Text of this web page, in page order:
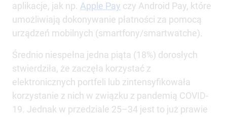
aplikacje, jak np. Apple Pay czy Android Pay, które
umożliwiają dokonywanie płatności za pomocą
urządzeń mobilnych (smartfony/smartwatche).
Średnio niespełna jedna piąta (18%) dorosłych
stwierdziła, że zaczęła korzystać z
elektronicznych portfeli lub zintensyfikowała
korzystanie z nich w związku z pandemią COVID-
19. Jednak w przedziale 25–34 jest to już prawie